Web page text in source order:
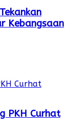
Kebangsaan
PKH Curhat